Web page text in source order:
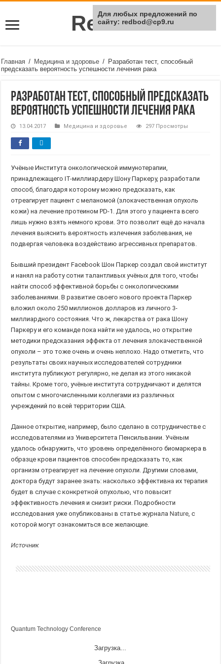
Rei Red
Главная / Медицина и здоровье / Разработан тест, способный
предсказать вероятность успешности лечения рака
Разработан тест, способный предсказать
вероятность успешности лечения рака
13.04.2017 Медицина и здоровье 297 Просмотры
Учёные Института онкологической иммунотерапии,
принадлежащего IT-миллиардеру Шону Паркеру, разработали
способ, благодаря которому можно предсказать, как
отреагирует пациент с меланомой (злокачественная опухоль
кожи) на лечение протеином PD-1. Для этого у пациента всего
лишь нужно взять немного крови. Это позволит ещё до начала
лечения выяснить вероятность излечения заболевания, не
подвергая человека воздействию агрессивных препаратов.
Бывший президент Facebook Шон Паркер создал свой институт
и нанял на работу сотни талантливых учёных для того, чтобы
найти способ эффективной борьбы с онкологическими
заболеваниями. В развитие своего нового проекта Паркер
вложил около 250 миллионов долларов из личного 3-
миллиардного состояния. Что ж, лекарства от рака Шону
Паркеру и его команде пока найти не удалось, но открытие
методики предсказания эффекта от лечения злокачественной
опухоли – это тоже очень и очень неплохо. Надо отметить, что
результаты своих научных исследователей сотрудники
института публикуют регулярно, не делая из этого никакой
тайны. Кроме того, учёные института сотрудничают и делятся
опытом с многочисленными коллегами из различных
учреждений по всей территории США.
Данное открытие, например, было сделано в сотрудничестве с
исследователями из Университета Пенсильвании. Учёным
удалось обнаружить, что уровень определённого биомаркера в
образце крови пациентов способен предсказать то, как
организм отреагирует на лечение опухоли. Другими словами,
доктора будут заранее знать: насколько эффективна их терапия
будет в случае с конкретной опухолью, что повысит
эффективность лечения и снизит риски. Подробности
исследования уже опубликованы в статье журналаNature, с
которой могут ознакомиться все желающие.
Источник
Quantum Technology Conference
Загрузка...
Для любых предложений по
сайту: redbod@cp9.ru